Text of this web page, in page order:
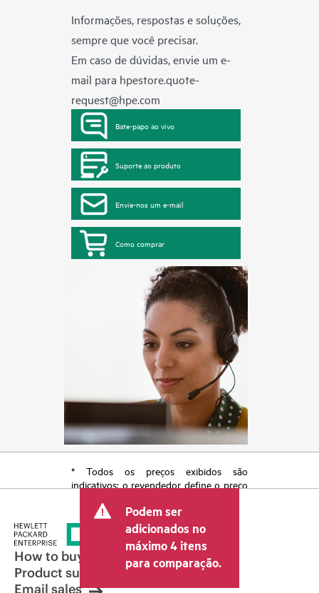
Informações, respostas e soluções,
sempre que você precisar.
Em caso de dúvidas, envie um e-
mail para hpestore.quote-
request@hpe.com
Bate-papo ao vivo
Suporte ao produto
Envie-nos um e-mail
Como comprar
* Todos os preços exibidos são
indicativos; o revendedor define o preço
taxas, como IVA/imposto sobre vendas e
envio. O preço transacional definido
pelo revendedor pode variar em relação
a outros revendedores e ao preço
indicativo exibido. O preço indicativo
poderá incluir ofertas promocionais por
Podem ser
adicionados no
máximo 4 itens
para comparação.
How to buy
Product support
Email sales